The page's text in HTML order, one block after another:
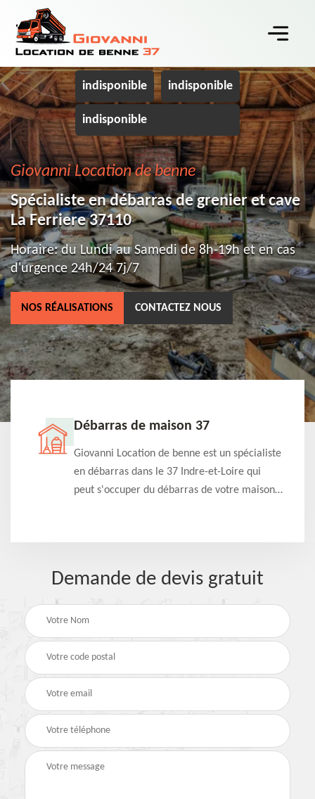
indisponible indisponible
indisponible
Giovanni Location de benne
Spécialiste en débarras de grenier et cave
La Ferriere 37110
Horaire: du Lundi au Samedi de 8h-19h et en cas
d'urgence 24h/24 7j/7
NOS RÉALISATIONS CONTACTEZ NOUS
Débarras de maison 37
Giovanni Location de benne est un spécialiste
en débarras dans le 37 Indre-et-Loire qui
peut s'occuper du débarras de votre maison
Demande de devis gratuit